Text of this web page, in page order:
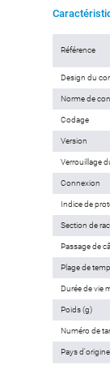
Référence
Design du
Norme de
Codage
Version
Verrouillage
Connexion
Indice de
Section de
Passage de
Plage de
Durée de vie
Poids (g)
Numéro de
Pays d'origine